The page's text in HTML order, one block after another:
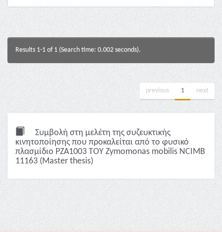
Results 1-1 of 1 (Search time: 0.002 seconds).
previous 1 next
Συμβολή στη μελέτη της συζευκτικής
κινητοποίησης που προκαλείται από το φυσικό
πλασμίδιο PZA1003 ΤΟΥ Zymomonas mobilis NCIΜB
11163 (Master thesis)